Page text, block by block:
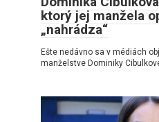
ktorý jej manžela
„nahrádza“
Ešte nedávno sa v médiách
manželstve Dominiky